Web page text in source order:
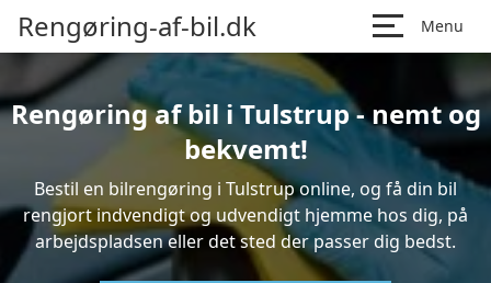
Rengøring-af-bil.dk Menu
Rengøring af bil i Tulstrup - nemt og
bekvemt!
Bestil en bilrengøring i Tulstrup online, og få din bil
rengjort indvendigt og udvendigt hjemme hos dig, på
arbejdspladsen eller det sted der passer dig bedst.